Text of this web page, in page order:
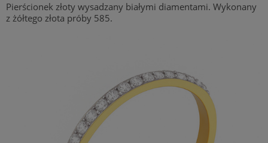
Pierścionek złoty wysadzany białymi diamentami. Wykonany
z żółtego złota próby 585.